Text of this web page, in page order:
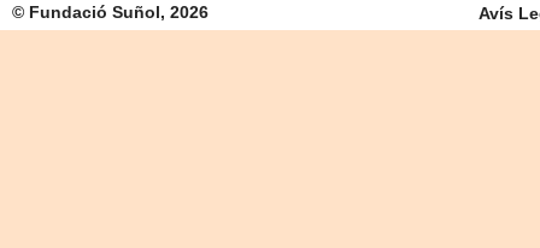
© Fundació Suñol, 2026 Avís